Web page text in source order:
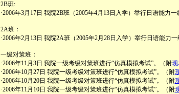
2B班:
·2006年3月17日 我院2B班（2005年4月13日入学）举行日语能力一
2A班：
·2006年2月13日 我院2A班（2005年2月28日入学）举行日语能力
一级对策班：
·2006年11月3日 我院一级考级对策班进行“仿真模拟考试”。（附现
·2006年10月27日 我院一级考级对策班进行“仿真模拟考试”。（附
·2006年10月20日 我院一级考级对策班进行“仿真模拟考试”。（附
·2006年11月10日 我院一级考级对策班进行“仿真模拟考试”。（附